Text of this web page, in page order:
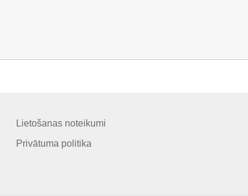
Lietošanas noteikumi
Privātuma politika